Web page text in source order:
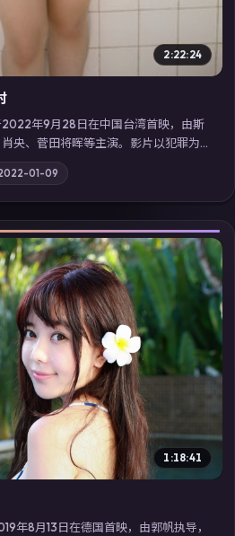
2:22:24
年9月28日在中国台湾首映，由斯
央、菅田将晖等主演。影片以犯罪为
出跨国灰色产业链；摄影与配乐强化
国产免费观看高清电视剧在线看」延
享高清在线追剧体验。
01-09
▶
1:18:41
年8月13日在德国首映，由郭帆执导，